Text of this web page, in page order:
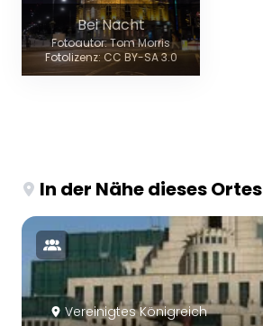
Bei Nacht
Fotoautor: Tom Morris
Fotolizenz: CC BY-SA 3.0
In der Nähe dieses Ortes
Vereinigtes Königreich